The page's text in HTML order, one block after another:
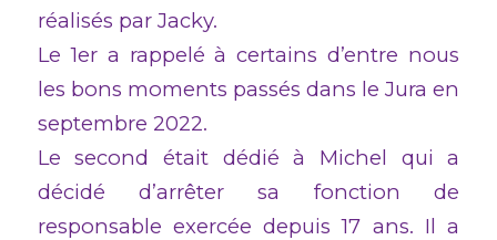
réalisés par Jacky.
Le 1er a rappelé à certains d’entre nous
les bons moments passés dans le Jura en
septembre 2022.
Le second était dédié à Michel qui a
décidé d’arrêter sa fonction de
responsable exercée depuis 17 ans. Il a